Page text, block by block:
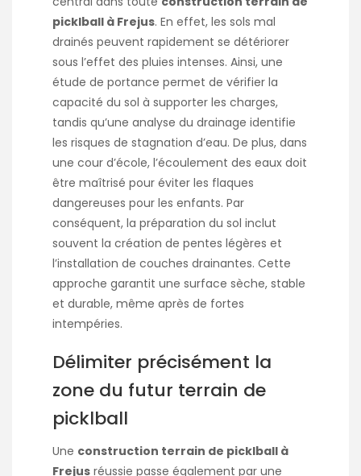
picklball à Frejus. En effet, les sols mal
drainés peuvent rapidement se détériorer
sous l’effet des pluies intenses. Ainsi, une
étude de portance permet de vérifier la
capacité du sol à supporter les charges,
tandis qu’une analyse du drainage identifie
les risques de stagnation d’eau. De plus, dans
une cour d’école, l’écoulement des eaux doit
être maîtrisé pour éviter les flaques
dangereuses pour les enfants. Par
conséquent, la préparation du sol inclut
souvent la création de pentes légères et
l’installation de couches drainantes. Cette
approche garantit une surface sèche, stable
et durable, même après de fortes
intempéries.
Délimiter précisément la
zone du futur terrain de
picklball
Une construction terrain de picklball à
Frejus réussie passe également par une